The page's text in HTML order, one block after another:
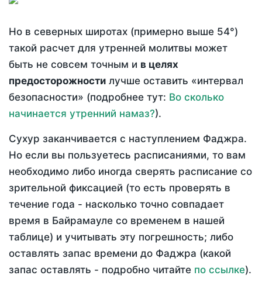
Но в северных широтах (примерно выше 54°)
такой расчет для утренней молитвы может
быть не совсем точным и в целях
предосторожности лучше оставить «интервал
безопасности» (подробнее тут: Во сколько
начинается утренний намаз?).
Сухур заканчивается с наступлением Фаджра.
Но если вы пользуетесь расписаниями, то вам
необходимо либо иногда сверять расписание со
зрительной фиксацией (то есть проверять в
течение года - насколько точно совпадает
время в Байрамауле со временем в нашей
таблице) и учитывать эту погрешность; либо
оставлять запас времени до Фаджра (какой
запас оставлять - подробно читайте по ссылке).